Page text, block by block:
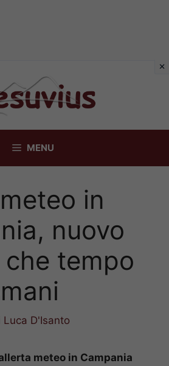
MENU
in
nuovo
tempo
Luca D'Isanto
meteo in Campania